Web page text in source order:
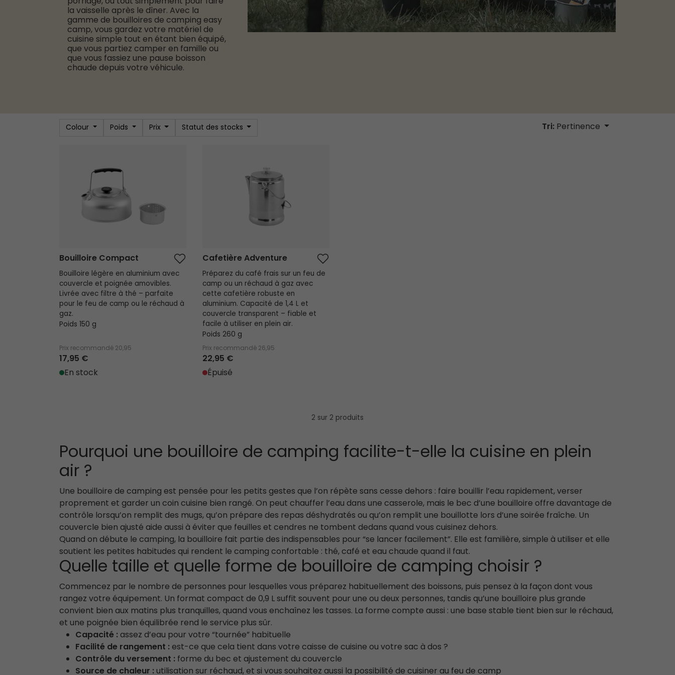
la vaisselle après le dîner. Avec la
gamme de bouilloires de camping easy
camp, vous gardez votre matériel de
cuisine simple tout en étant bien équipé,
que vous partiez camper en famille ou
que vous fassiez une pause boisson
chaude depuis votre véhicule.
Colour Poids Prix Statut des stocks Tri: Pertinence
Bouilloire Compact
Bouilloire légère en aluminium avec
couvercle et poignée amovibles.
Livrée avec filtre à thé – parfaite
pour le feu de camp ou le réchaud à
gaz.
Poids 150 g
Prix recommandé 20,95
17,95 €
En stock
Cafetière Adventure
Préparez du café frais sur un feu de
camp ou un réchaud à gaz avec
cette cafetière robuste en
aluminium. Capacité de 1,4 L et
couvercle transparent – fiable et
facile à utiliser en plein air.
Poids 260 g
Prix recommandé 26,95
22,95 €
Épuisé
2 sur 2 produits
Pourquoi une bouilloire de camping facilite-t-elle la cuisine en plein
air ?
Une bouilloire de camping est pensée pour les petits gestes que l’on répète sans cesse dehors : faire bouillir l’eau rapidement, verser
proprement et garder un coin cuisine bien rangé. On peut chauffer l’eau dans une casserole, mais le bec d’une bouilloire offre davantage de
contrôle lorsqu’on remplit des mugs, qu’on prépare des repas déshydratés ou qu’on remplit une bouillotte lors d’une soirée fraîche. Un
couvercle bien ajusté aide aussi à éviter que feuilles et cendres ne tombent dedans quand vous cuisinez dehors.
Quand on débute le camping, la bouilloire fait partie des indispensables pour “se lancer facilement”. Elle est familière, simple à utiliser et elle
soutient les petites habitudes qui rendent le camping confortable : thé, café et eau chaude quand il faut.
Quelle taille et quelle forme de bouilloire de camping choisir ?
Commencez par le nombre de personnes pour lesquelles vous préparez habituellement des boissons, puis pensez à la façon dont vous
rangez votre équipement. Un format compact de 0,9 L suffit souvent pour une ou deux personnes, tandis qu’une bouilloire plus grande
convient bien aux matins plus tranquilles, quand vous enchaînez les tasses. La forme compte aussi : une base stable tient bien sur le réchaud,
et une poignée bien équilibrée rend le service plus sûr.
Capacité :assez d’eau pour votre “tournée” habituelle
Facilité de rangement :est-ce que cela tient dans votre caisse de cuisine ou votre sac à dos ?
Contrôle du versement : forme du bec et ajustement du couvercle
Source de chaleur :utilisation sur réchaud, et si vous souhaitez aussi la possibilité de cuisiner au feu de camp